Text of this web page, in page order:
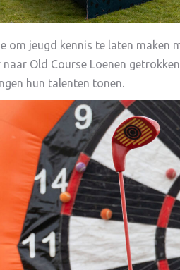
om jeugd kennis te laten
naar Old Course Loenen
hun talenten tonen.